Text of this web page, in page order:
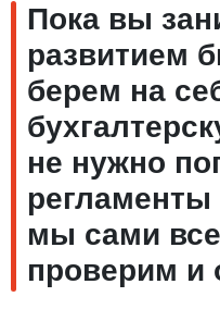
Пока вы
развитием
берем на
не нужно
мы сами
проверим и